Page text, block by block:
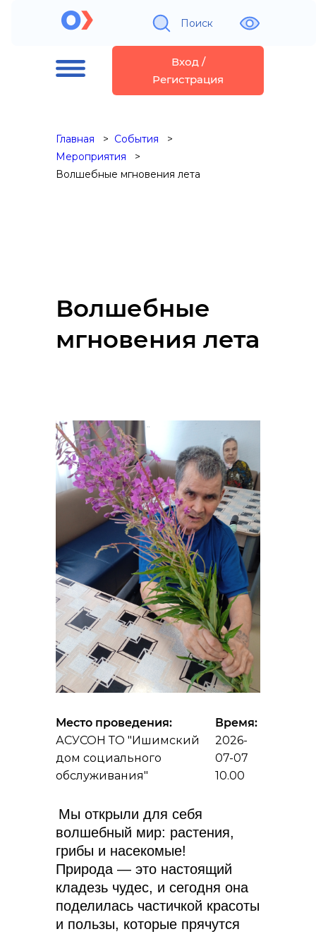
Поиск
Вход /
Регистрация
Главная
События
Мероприятия
Волшебные мгновения лета
Волшебные
мгновения лета
Место проведения:
АСУСОН ТО "Ишимский
дом социального
обслуживания"
Время:
2026-
07-07
10.00
Мы открыли для себя
волшебный мир: растения,
грибы и насекомые!
Природа — это настоящий
кладезь чудес, и сегодня она
поделилась частичкой красоты
и пользы, которые прячутся